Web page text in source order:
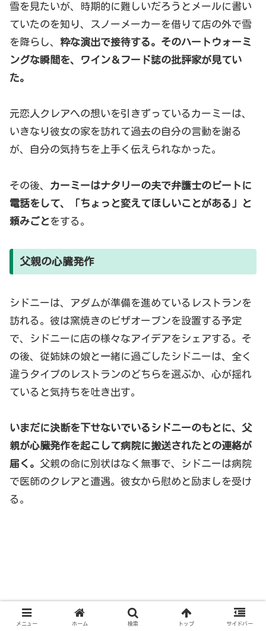
雪を見たいが、時期的に難しいだろうとメールに書い
ていたのを知り、スノーメーカーを借りて店の外で雪
を降らし、 粋な演出で接待する。そのハートウォーミ
ングな瞬間を、ワイン＆フード誌の批評家が見てい
た。
元恋人クレアへの想いを引きずっているカーミーは、
いきなり彼女の家を訪れて過去の自分の言動を謝る
が、自分の気持ちを上手く伝えられなかった。
その後、 カーミーはナタリーの夫で弁護士のピートに
電話をして、「ちょっと変えてほしいことがある」と
頼みごと をする。
父親の心臓発作
シドニーは、アダムが準備を進めているレストランを
訪れる。彼は窯焼きのピザオーブンを設置する予定
で、シドニーに店の様々なアイデアをシェアする。そ
の後、従姉妹の娘と一緒に過ごしたシドニーは、全く
違うタイプのレストランのどちらを選ぶか、心が揺れ
ていると気持ちを吐き出す。
いまだに決断を下せないでいるシドニーのもとに、父
親が心臓発作を起こして病院に搬送されたとの連絡が
届く。 父親の命に別状はなく無事で、シドニーは病院
で医師のクレアと遭遇。彼女から慰めと励ましを受け
る。
メニュー ホーム 検索 トップ サイドバー